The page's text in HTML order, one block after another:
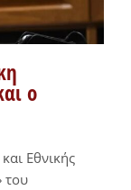
ο
Εθνικής
του